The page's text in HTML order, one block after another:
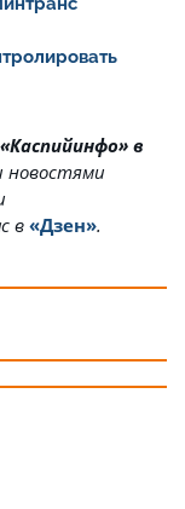
в
новостями
в«Дзен».